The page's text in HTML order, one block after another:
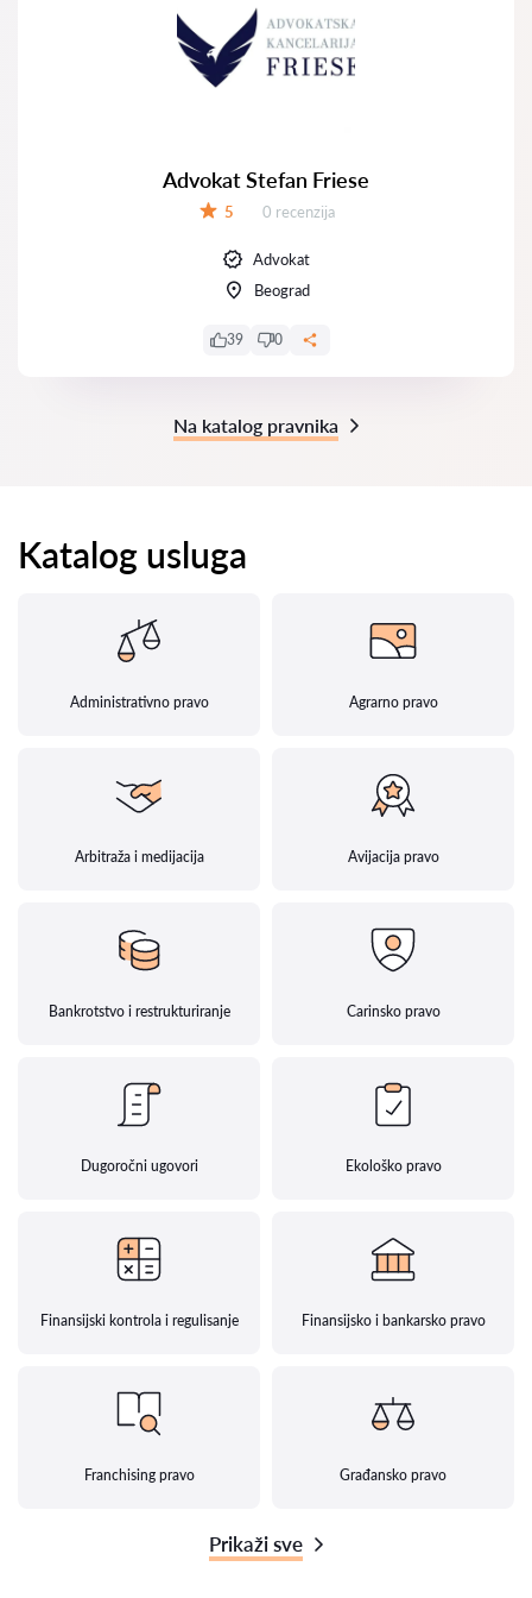
Advokat Stefan Friese
5 Recenzija:
0 recenzija
Advokat
Beograd
39 0
Na katalog pravnika
Katalog usluga
Administrativno pravo Agrarno pravo
Arbitraža i medijacija Avijacija pravo
Bankrotstvo i restrukturiranje Carinsko pravo
Dugoročni ugovori Ekološko pravo
Finansijski kontrola i regulisanje Finansijsko i bankarsko pravo
Franchising pravo Građansko pravo
Prikaži sve